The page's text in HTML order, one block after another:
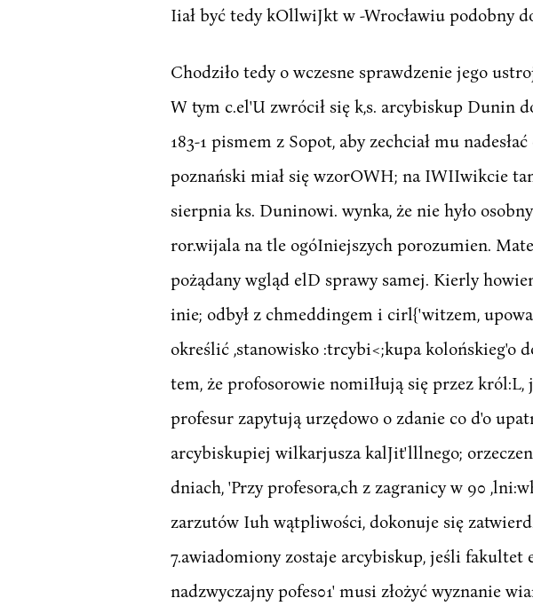
Iiał być tedy kOllwiJkt w -Wrocławiu podobny
Chodziło tedy o wczesne sprawdzenie jego
W tym c.el'U zwrócił się k,s. arcybiskup Dunin
183-1 pismem z Sopot, aby zechciał mu
poznański miał się wzorOWH; na IWIIwikcie
sierpnia ks. Duninowi. wynka, że nie hyło
ror.wijala na tle ogóIniejszych porozumien.
pożądany wgląd elD sprawy samej. Kierly
inie; odbył z chmeddingem i cirl{'witzem,
określić ,stanowisko :trcybi<;kupa
tem, że profosorowie nomiIłują się przez
profesur zapytują urzędowo o zdanie co d'o
arcybiskupiej wilkarjusza kalJit'lllnego;
dniach, 'Przy profesora,ch z zagranicy w 90
zarzutów Iuh wątpliwości, dokonuje się
7.awiadomiony zostaje arcybiskup, jeśli fakultet
nadzwyczajny pofes01' musi złożyć wyznanie